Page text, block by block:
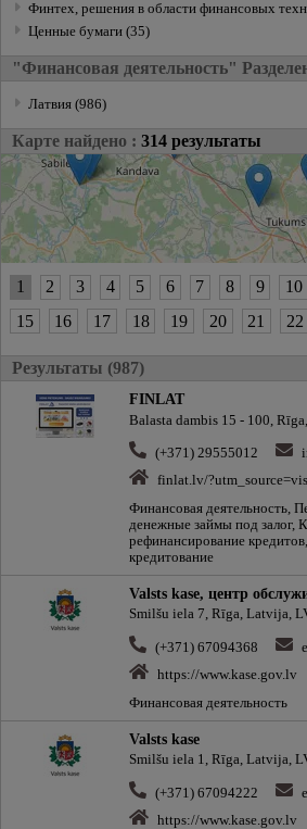
Финтех, решения в области финансовых
Ценные бумаги (35)
"Финансовая деятельность"
Латвия (986)
Карте найдено : 314 результаты
1 2 3 4 5 6 7 8 9 10
15
16 17 18 19 20 21 22
Результаты (987)
FINLAT
Balasta dambis 15 - 100,
(+371) 29555012
finlat.lv/
Финансовая деятельность,
денежные займы под залог,
рефинансирование
кредитование
Valsts kase, центр
Smilšu iela 7, Rīga, Latvija,
(+371) 67094368
https://www.kase.gov.lv
Финансовая деятельность
Valsts kase
Smilšu iela 1, Rīga, Latvija,
(+371) 67094222
https://www.kase.gov.lv